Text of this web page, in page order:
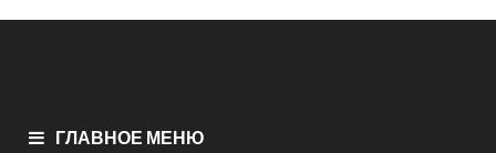
ГЛАВНОЕ МЕНЮ